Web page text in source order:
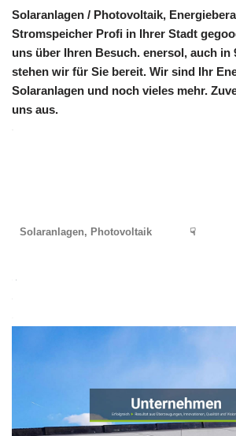
Solaranlagen / Photovoltaik,
Stromspeicher Profi in Ihrer Stadt
uns über Ihren Besuch. enersol, auch in
stehen wir für Sie bereit. Wir sind Ihr
Solaranlagen und noch vieles mehr.
uns aus.
Solaranlagen, Photovoltaik ☟